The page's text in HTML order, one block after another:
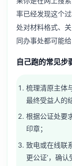
率已经发现这个
处对材料格式、
同办事处都可能给
自己跑的常见步
梳理清原主体
最终受益人的
根据公证处要
印章；
致电或在线联
更公证’，确认